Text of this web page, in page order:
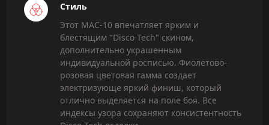
Стиль
Этот MAC-10 впечатляет ярким и
блестящим "Disco Tech" скином,
дополнительно украшенным
индивидуальной росписью. Фиолетово-
розовая цветовая гамма создает
электризующе яркий финиш, который
отлично выделяется на поле боя. Все
индексы узора сохраняют консистентность